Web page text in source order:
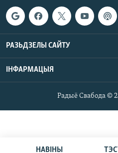
НАВІНЫ
РАЗЬДЗЕЛЫ САЙТУ
ІНФАРМАЦЫЯ
Радыё Свабода ©